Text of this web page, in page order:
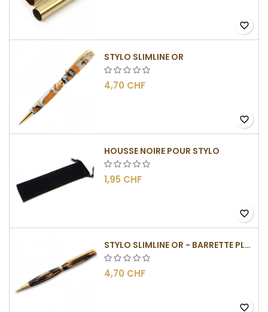
favorite_border
STYLO SLIMLINE OR
4,70 CHF
favorite_border
HOUSSE NOIRE POUR STYLO
1,95 CHF
favorite_border
STYLO SLIMLINE OR - BARRETTE PLATE
4,70 CHF
favorite_border